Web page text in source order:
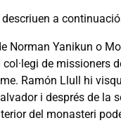
a
Norman Yanikun o
de missioners
Ramón Llull hi
i després de la
del monasteri